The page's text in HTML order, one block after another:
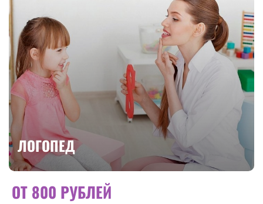
ЛОГОПЕД
ОТ 800 РУБЛЕЙ